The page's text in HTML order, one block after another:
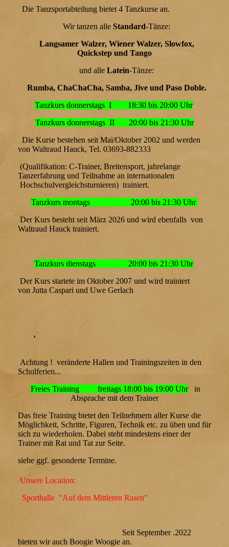
Die Tanzsportabteilung bietet 4 Tanzkurse an.
Wir tanzen alle Standard-Tänze:
Langsamer Walzer, Wiener Walzer, Slowfox,
Quickstep und Tango
und alle Latein-Tänze:
Rumba, ChaChaCha, Samba, Jive und Paso Doble.
Tanzkurs donnerstags I 18:30 bis 20:00 Uhr
Tanzkurs donnerstags II 20:00 bis 21:30 Uhr
Die Kurse bestehen seit Mai/Oktober 2002 und werden
von Waltraud Hauck, Tel. 03693-882333
(Qualifikation: C-Trainer, Breitensport, jahrelange
Tanzerfahrung und Teilnahme an internationalen
Hochschulvergleichsturnieren) trainiert.
Tanzkurs montags 20:00 bis 21:30 Uhr
Der Kurs besteht seit März 2026 und wird ebenfalls von
Waltraud Hauck trainiert.
Tanzkurs dienstags 20:00 bis 21:30 Uhr
Der Kurs startete im Oktober 2007 und wird trainiert
von Jutta Caspari und Uwe Gerlach
Achtung ! veränderte Hallen und Trainingszeiten in den
Schulferien...
Freies Training freitags 18:00 bis 19:00 Uhrin
Absprache mit dem Trainer
Das freie Training bietet den Teilnehmern aller Kurse die
Möglichkeit, Schritte, Figuren, Technik etc. zu üben und für
sich zu wiederholen. Dabei steht mindestens einer der
Trainer mit Rat und Tat zur Seite.
siehe ggf. gesonderte Termine.
Unsere Location:
Sporthalle "Auf dem Mittleren Rasen"
Seit September .2022
bieten wir auch Boogie Woogie an.